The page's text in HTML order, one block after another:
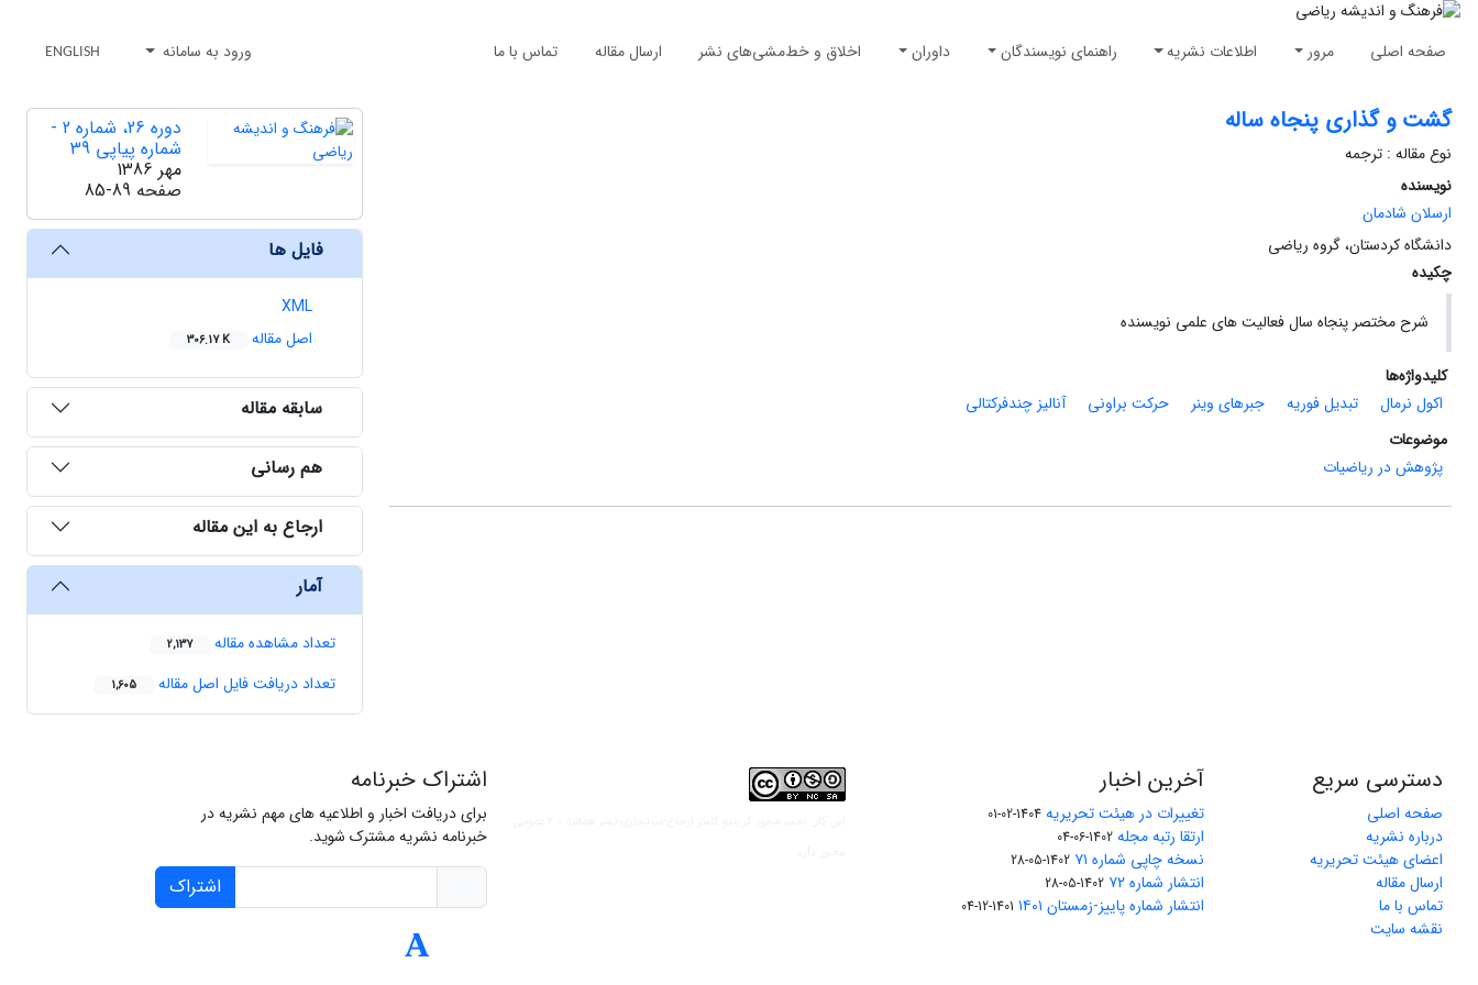
صفحه اصلی مرور اطلاعات نشریه راهنمای نویسندگان داوران اخلاق و خط‌مشی‌های نشر ارسال مقاله تماس با ما ورود به سامانه ENGLISH
گشت و گذاری پنجاه ساله
نوع مقاله : ترجمه
نویسنده
ارسلان شادمان
دانشگاه کردستان، گروه ریاضی
چکیده
شرح مختصر پنجاه سال فعالیت های علمی نویسنده
کلیدواژه‌ها
اکول نرمال
تبدیل فوریه جبرهای وینر حرکت براونی
آنالیز چندفرکتالی
موضوعات
پژوهش در ریاضیات
دوره 26، شماره 2 -
شماره پیاپی 39
مهر 1386
صفحه 85-89
فایل ها
XML
اصل مقاله
306.17 K
سابقه مقاله
هم رسانی
ارجاع به این مقاله
آمار
تعداد مشاهده مقاله 2,137
تعداد دریافت فایل اصل مقاله 1,605
دسترسی سریع
صفحه اصلی
درباره نشریه
اعضای هیئت تحریریه
ارسال مقاله
تماس با ما
نقشه سایت
آخرین اخبار
تغییرات در هیئت تحریریه 1404-02-01
ارتقا رتبه مجله 1402-06-04
نسخه چاپی شماره ۷۱ 1402-05-28
انتشار شماره ۷۲ 1402-05-28
انتشار شماره پاییز-زمستان ۱۴۰۱ 1401-12-04
اشتراک خبرنامه
برای دریافت اخبار و اطلاعیه های مهم نشریه در
خبرنامه نشریه مشترک شوید.
اشتراک